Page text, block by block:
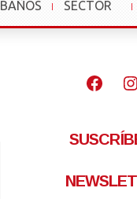
BAÑOS
SECTOR
»